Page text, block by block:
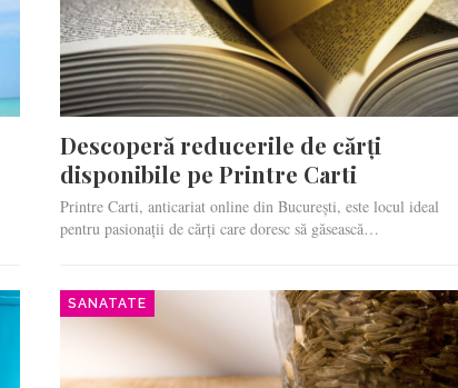
Descoperă reducerile de cărți
disponibile pe Printre Carti
Printre Carti, anticariat online din București, este locul ideal
pentru pasionații de cărți care doresc să găsească…
SANATATE